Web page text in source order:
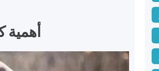
أهمية